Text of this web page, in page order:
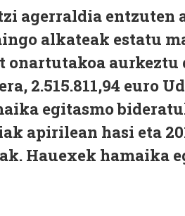
agerraldia entzuten
alkateak estatu
onartutakoa aurkeztu
2.515.811,94 euro
egitasmo
apirilean hasi eta
Hauexek hamaika